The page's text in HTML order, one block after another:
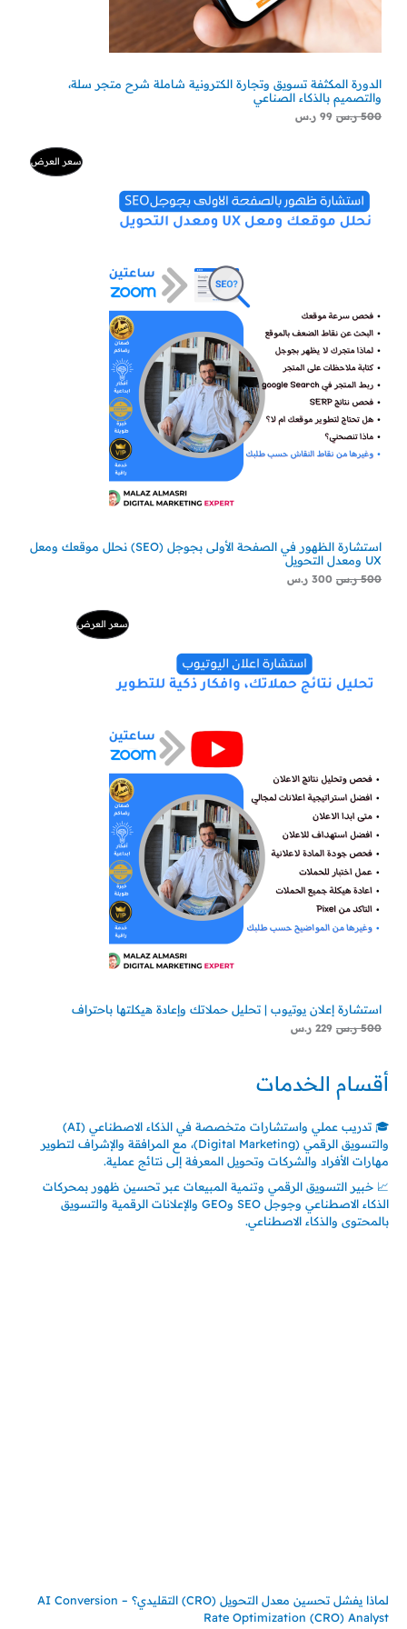
الدورة المكثفة تسويق وتجارة الكترونية شاملة شرح متجر سلة،
والتصميم بالذكاء الصناعي
500 ر.س 99 ر.س
سعر العرضمنتج
استشارة الظهور في الصفحة الأولى بجوجل (SEO) نحلل موقعك ومعل
UX ومعدل التحويل
500 ر.س
500 ر.س.
300 ر.س
300 ر.س.
سعر العرضمنتج
استشارة إعلان يوتيوب | تحليل حملاتك وإعادة هيكلتها باحتراف
500 ر.س 229 ر.س
229 ر.س.
أقسام الخدمات
🎓 تدريب عملي واستشارات متخصصة في الذكاء الاصطناعي (AI)
والتسويق الرقمي (Digital Marketing)، مع المرافقة والإشراف لتطوير
مهارات الأفراد والشركات وتحويل المعرفة إلى نتائج عملية.
📈 خبير التسويق الرقمي وتنمية المبيعات عبر تحسين ظهور بمحركات
الذكاء الاصطناعي وجوجل SEO وGEO والإعلانات الرقمية والتسويق
بالمحتوى والذكاء الاصطناعي.
لماذا يفشل تحسين معدل التحويل (CRO) التقليدي؟ – AI Conversion
Rate Optimization (CRO) Analyst